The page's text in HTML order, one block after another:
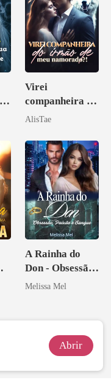
Virei
companheira do
irmão de meu
AlisTae
A Rainha do
Don - Obsessão,
Paixão e Sangue
Melissa Mel
Abrir